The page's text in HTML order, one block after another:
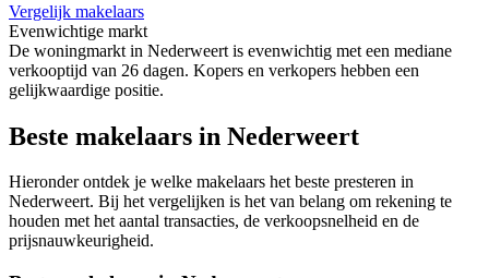
Vergelijk makelaars
Evenwichtige markt
De woningmarkt in Nederweert is evenwichtig met een mediane
verkooptijd van 26 dagen. Kopers en verkopers hebben een
gelijkwaardige positie.
Beste makelaars in Nederweert
Hieronder ontdek je welke makelaars het beste presteren in
Nederweert. Bij het vergelijken is het van belang om rekening te
houden met het aantal transacties, de verkoopsnelheid en de
prijsnauwkeurigheid.